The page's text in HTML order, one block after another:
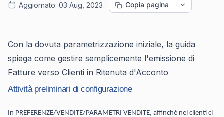
Aggiornato: 03 Aug, 2023 Copia pagina
Con la dovuta parametrizzazione iniziale, la guida
spiega come gestire semplicemente l'emissione di
Fatture verso Clienti in Ritenuta d'Acconto
Attività preliminari di configurazione
In PREFERENZE/VENDITE/PARAMETRI VENDITE, affinché nei clienti ci